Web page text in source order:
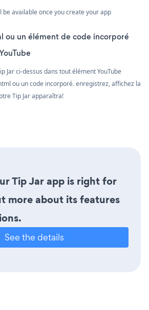
be available once you create your app
ou un élément de code incorporé
Jar ci-dessus dans tout élément YouTube
ou un code incorporé. enregistrez, affichez la
Tip Jar apparaîtra!
Tip Jar app is right for
more about its features
See the details